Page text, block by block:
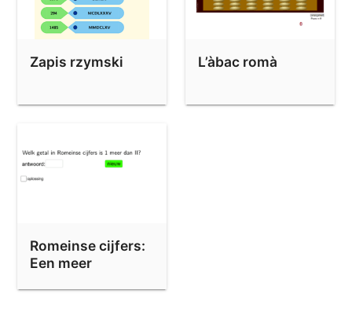
Zapis rzymski L’àbac romà
Romeinse cijfers:
Een meer